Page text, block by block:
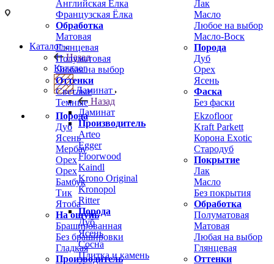
Английская Ёлка
Французская Ёлка
Обработка
Матовая
Глянцевая
Полуматовая
Любая на выбор
Оттенки
Светлые
Темные
Лак
Масло
Любое на выбор
Масло-Воск
Порода
Дуб
Орех
Ясень
Фаска
Без фаски
Порода
Дуб
Ясень
Мербау
Орех
Орех
Бамбук
Тик
Ятоба
На ощупь
Брашированная
Без брашировки
Гладкая
Производитель
Ekzofloor
Kraft Parkett
Корона Exotic
Стародуб
Покрытие
Лак
Масло
Без покрытия
Обработка
Полуматовая
Матовая
Любая на выбор
Глянцевая
Оттенки
Каталог
Назад
Каталог
Ламинат
Назад
Ламинат
Производитель
Arteo
Egger
Floorwood
Kaindl
Krono Original
Kronopol
Ritter
Порода
Дуб
Ясень
Сосна
Плитка и камень